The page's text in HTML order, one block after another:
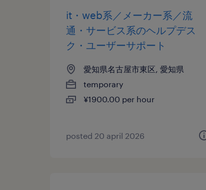
it・web系／メーカー系／流
通・サービス系のヘルプデス
ク・ユーザーサポート
愛知県名古屋市東区, 愛知県
temporary
¥1900.00 per hour
posted 20 april 2026